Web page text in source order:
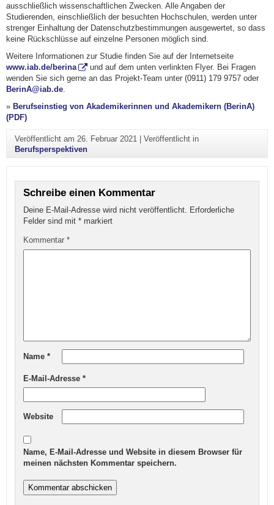
ausschließlich wissenschaftlichen Zwecken. Alle Angaben der
Studierenden, einschließlich der besuchten Hochschulen, werden unter
strenger Einhaltung der Datenschutzbestimmungen ausgewertet, so dass
keine Rückschlüsse auf einzelne Personen möglich sind.
Weitere Informationen zur Studie finden Sie auf der Internetseite
www.iab.de/berina
und auf dem unten verlinkten Flyer. Bei Fragen
wenden Sie sich gerne an das Projekt-Team unter (0911) 179 9757 oder
BerinA@iab.de
» Berufseinstieg von Akademikerinnen und Akademikern (BerinA)
(PDF)
Veröffentlicht am 26. Februar 2021
Veröffentlicht in
Berufsperspektiven
Schreibe einen Kommentar
Deine E-Mail-Adresse wird nicht veröffentlicht.
Erforderliche
Felder sind mit *markiert
Kommentar *
Name *
E-Mail-Adresse *
Website
Name, E-Mail-Adresse und Website in diesem Browser für
meinen nächsten Kommentar speichern.